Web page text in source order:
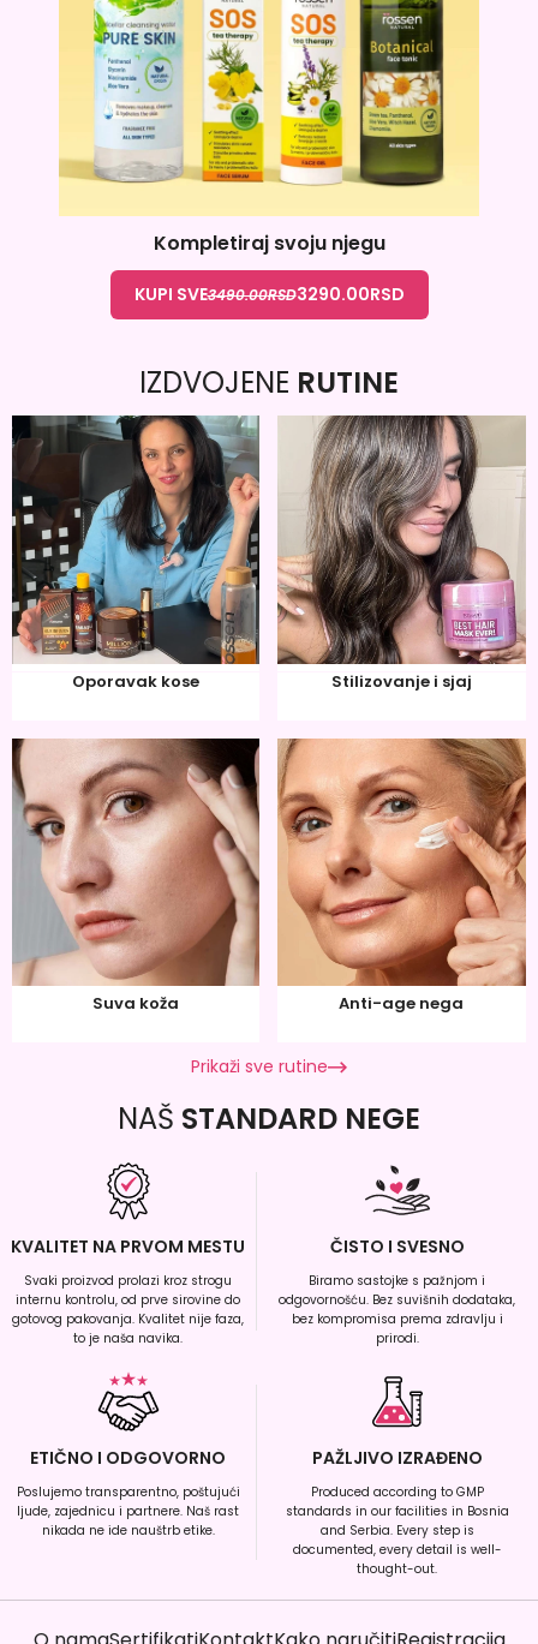
Kompletiraj svoju njegu
KUPI SVE3490.00RSD3290.00RSD
IZDVOJENE RUTINE
Oporavak kose Stilizovanje i sjaj
Suva koža Anti-age nega
Prikaži sve rutine
NAŠ STANDARD NEGE
KVALITET NA PRVOM MESTU
Svaki proizvod prolazi kroz strogu
internu kontrolu, od prve sirovine do
gotovog pakovanja. Kvalitet nije faza,
to je naša navika.
ČISTO I SVESNO
Biramo sastojke s pažnjom i
odgovornošću. Bez suvišnih dodataka,
bez kompromisa prema zdravlju i
prirodi.
ETIČNO I ODGOVORNO
Poslujemo transparentno, poštujući
ljude, zajednicu i partnere. Naš rast
nikada ne ide nauštrb etike.
PAŽLJIVO IZRAĐENO
Produced according to GMP
standards in our facilities in Bosnia
and Serbia. Every step is
documented, every detail is well-
thought-out.